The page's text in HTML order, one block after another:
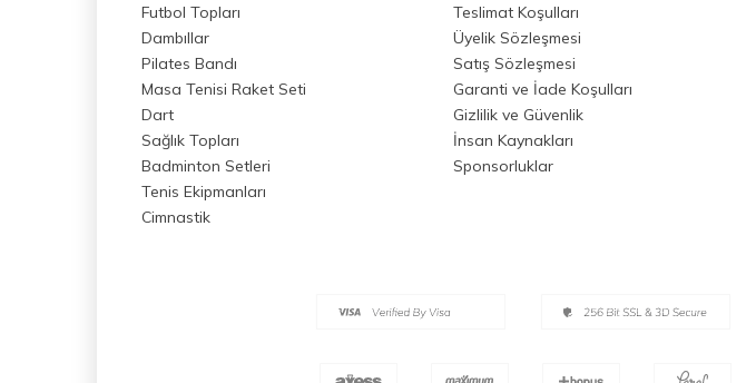
Futbol Topları
Dambıllar
Pilates Bandı
Masa Tenisi Raket Seti
Dart
Sağlık Topları
Badminton Setleri
Tenis Ekipmanları
Cimnastik
Teslimat Koşulları
Üyelik Sözleşmesi
Satış Sözleşmesi
Garanti ve İade Koşulları
Gizlilik ve Güvenlik
İnsan Kaynakları
Sponsorluklar